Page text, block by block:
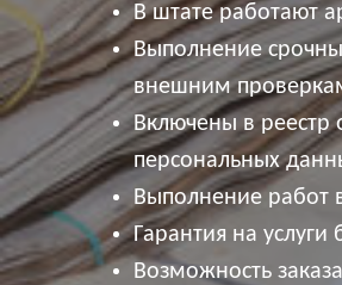
В штате работают
Выполнение
внешним
Включены в реестр
персональных
Выполнение работ
Гарантия на услуги
Возможность